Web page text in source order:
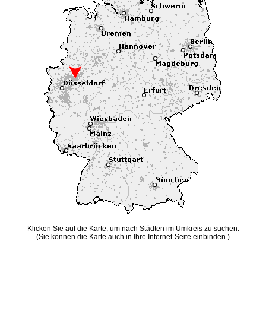
Klicken Sie auf die Karte, um nach Städten im Umkreis zu suchen.
(Sie können die Karte auch in Ihre Internet-Seite einbinden.)